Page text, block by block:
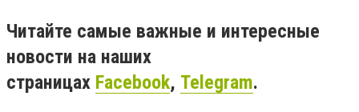
Читайте самые важные и интересные
новости на наших
страницах Facebook, Telegram.